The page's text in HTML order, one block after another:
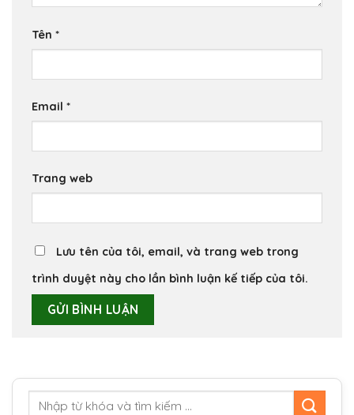
Tên *
Email *
Trang web
Lưu tên của tôi, email, và trang web trong
trình duyệt này cho lần bình luận kế tiếp của tôi.